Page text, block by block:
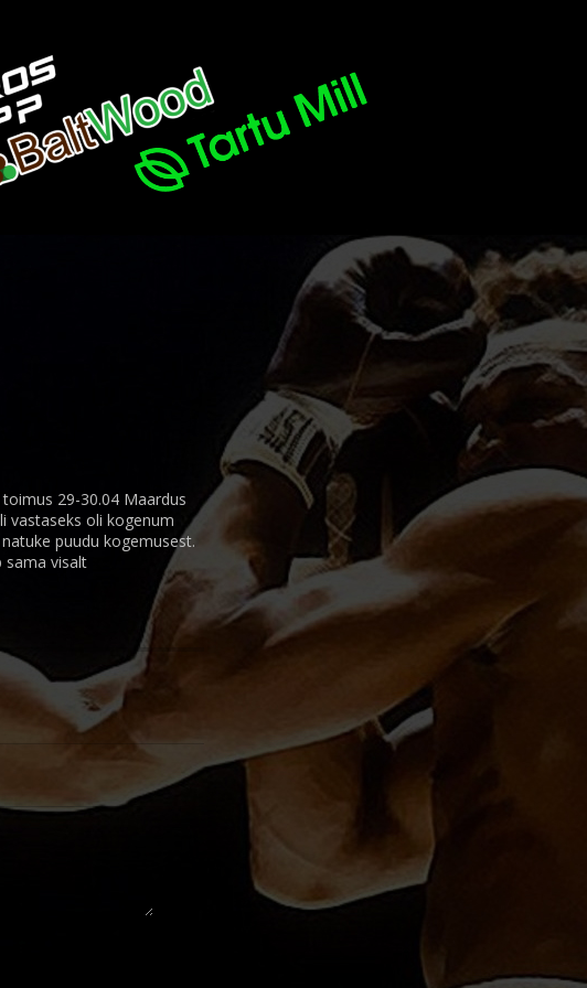
29-30.04 Maardus
vastaseks oli kogenum
puudu kogemusest.
sama visalt